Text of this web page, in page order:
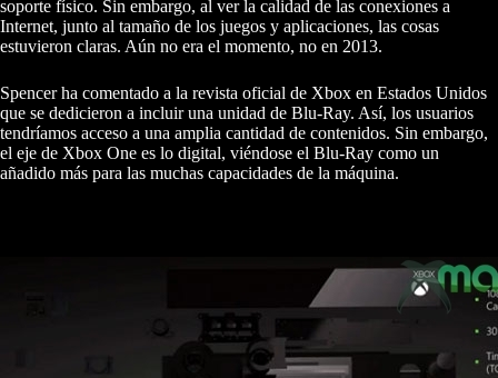
soporte físico. Sin embargo, al ver la calidad de las conexiones a
Internet, junto al tamaño de los juegos y aplicaciones, las cosas
estuvieron claras. Aún no era el momento, no en 2013.
Spencer ha comentado a la revista oficial de Xbox en Estados Unidos
que se dedicieron a incluir una unidad de Blu-Ray. Así, los usuarios
tendríamos acceso a una amplia cantidad de contenidos. Sin embargo,
el eje de Xbox One es lo digital, viéndose el Blu-Ray como un
añadido más para las muchas capacidades de la máquina.